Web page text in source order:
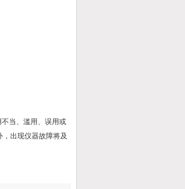
当、滥用、误用或
出现仪器故障将及